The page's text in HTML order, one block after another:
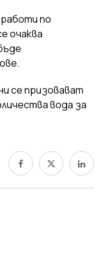
по
очаква
се призовават
вода за